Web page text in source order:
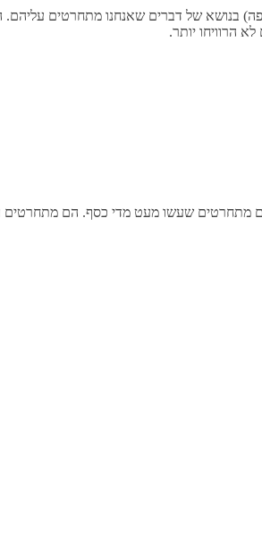
בנושא של דברים שאנחנו מתחרטים
הרוויחו יותר.
מתחרטים שעשו מעט מדי כסף. הם